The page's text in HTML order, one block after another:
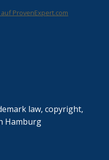
ProvenExpert.com
law, copyright,
Hamburg